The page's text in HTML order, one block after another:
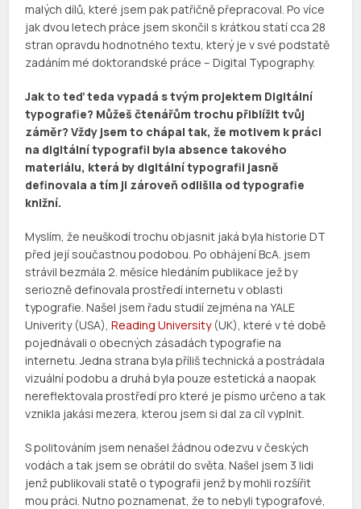
malých dílů, které jsem pak patřičně přepracoval. Po více
jak dvou letech práce jsem skončil s krátkou statí cca 28
stran opravdu hodnotného textu, který je v své podstatě
zadáním mé doktorandské práce – Digital Typography.
Jak to teď teda vypadá s tvým projektem Digitální
typografie? Můžeš čtenářům trochu přiblížit tvůj
záměr? Vždy jsem to chápal tak, že motivem k práci
na digitální typografii byla absence takového
materiálu, která by digitální typografii jasně
definovala a tím ji zároveň odlišila od typografie
knižní.
Myslím, že neuškodí trochu objasnit jaká byla historie DT
před její součastnou podobou. Po obhájení BcA. jsem
strávil bezmála 2. měsíce hledáním publikace jež by
seriozně definovala prostředí internetu v oblasti
typografie. Našel jsem řadu studií zejména na YALE
Univerity (USA),Reading University(UK), které v té době
pojednávali o obecných zásadách typografie na
internetu. Jedna strana byla příliš technická a postrádala
vizuální podobu a druhá byla pouze estetická a naopak
nereflektovala prostředí pro které je písmo určeno a tak
vznikla jakási mezera, kterou jsem si dal za cíl vyplnit.
S politováním jsem nenašel žádnou odezvu v českých
vodách a tak jsem se obrátil do světa. Našel jsem 3 lidi
jenž publikovali statě o typografii jenž by mohli rozšířit
mou práci. Nutno poznamenat, že to nebyli typografové,